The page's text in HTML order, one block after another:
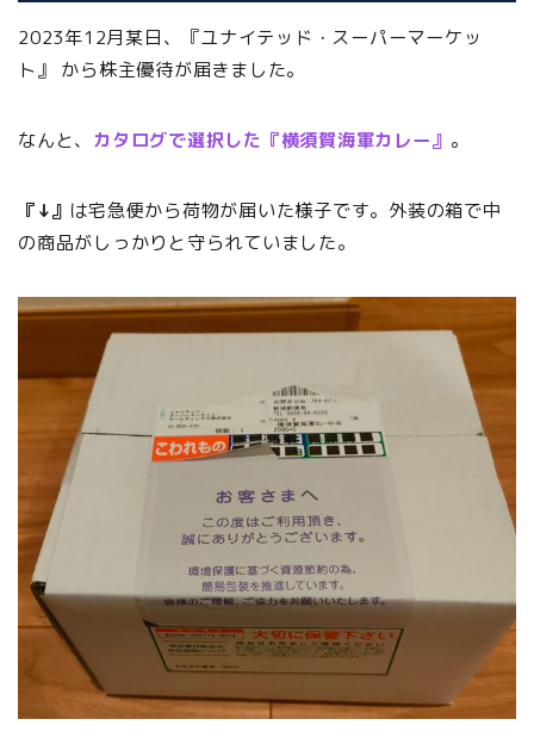
2023年12月某日、『ユナイテッド・スーパーマーケッ
ト』 から株主優待が届きました。
なんと、 カタログで選択した『横須賀海軍カレー』 。
『↓』 は宅急便から荷物が届いた様子です。外装の箱で中
の商品がしっかりと守られていました。